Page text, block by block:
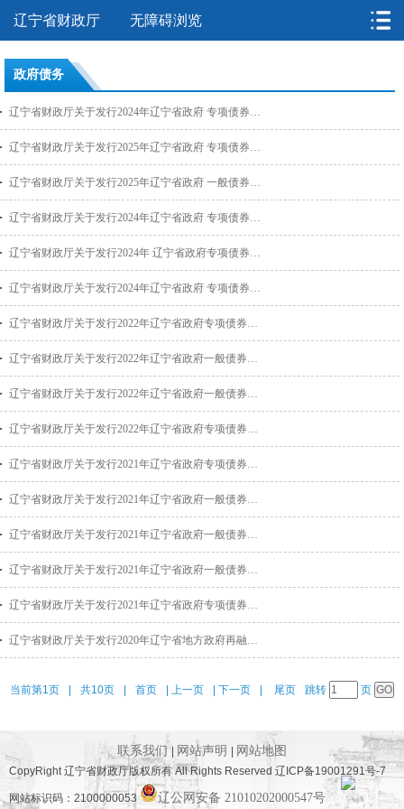
辽宁省财政厅 无障碍浏览
政府债务
辽宁省财政厅关于发行2024年辽宁省政府 专项债券（十三期）有关事项的通知
辽宁省财政厅关于发行2025年辽宁省政府 专项债券（二至五期）有关事项的通知
辽宁省财政厅关于发行2025年辽宁省政府 一般债券（一期）有关事项的通知
辽宁省财政厅关于发行2024年辽宁省政府 专项债券（六至十二期）有关事项的通知
辽宁省财政厅关于发行2024年 辽宁省政府专项债券（五期） 有关事项的通知
辽宁省财政厅关于发行2024年辽宁省政府 专项债券（一至四期）有关事项的通知
辽宁省财政厅关于发行2022年辽宁省政府专项债券（四至八期）有关事项的通知
辽宁省财政厅关于发行2022年辽宁省政府一般债券（二期）有关事项的通知
辽宁省财政厅关于发行2022年辽宁省政府一般债券（一期）有关事项的通知
辽宁省财政厅关于发行2022年辽宁省政府专项债券（一至二期）有关事项的通知
辽宁省财政厅关于发行2021年辽宁省政府专项债券（七至十五期）有关事项的通知
辽宁省财政厅关于发行2021年辽宁省政府一般债券（三期）有关事项的通知
辽宁省财政厅关于发行2021年辽宁省政府一般债券（二期）有关事项的通知
辽宁省财政厅关于发行2021年辽宁省政府一般债券（一期）有关事项的通知
辽宁省财政厅关于发行2021年辽宁省政府专项债券（二至六期）有关事项的通知
辽宁省财政厅关于发行2020年辽宁省地方政府再融资一般债券（九期）有关事项的通知
当前第1页 共10页 首页 上一页 下一页 尾页 跳转 页
联系我们 网站声明 网站地图
CopyRight 辽宁省财政厅版权所有 All Rights Reserved 辽ICP备19001291号-7
网站标识码：2100000053 辽公网安备 21010202000547号